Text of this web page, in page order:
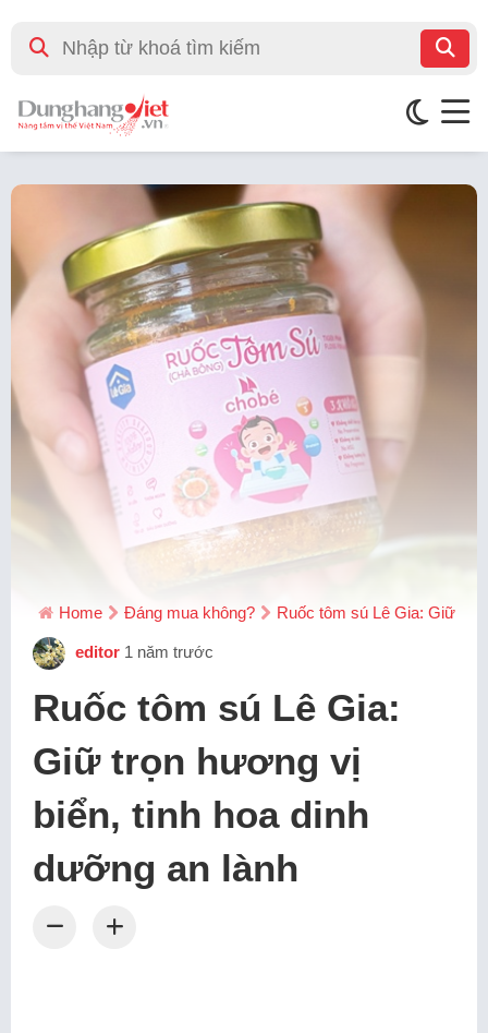
Home Đáng mua không? Ruốc tôm sú Lê Gia: Giữ
editor 1 năm trước
Ruốc tôm sú Lê Gia:
Giữ trọn hương vị
biển, tinh hoa dinh
dưỡng an lành